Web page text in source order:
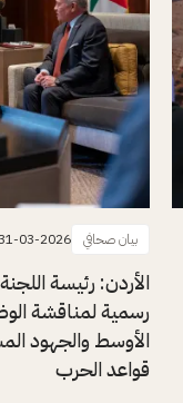
بيان صحافي 03-2026
الأردن: رئيسة
رسمية لمناقشة
الأوسط والجهود
قواعد الحرب